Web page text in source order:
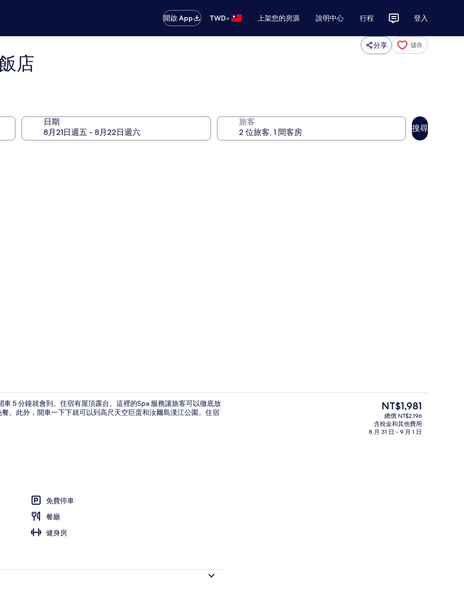
開啟 App TWD• 上架您的房源 說明中心 行程 登入
分享 儲存
店
日期 旅客
搜尋
5 分鐘就會到。住宿有屋頂露台。這裡的Spa 服務讓旅客可以徹底放
。此外，開車一下下就可以到高尺天空巨蛋和汝爾島漢江公園。住宿
免費停車
餐廳
健身房
目
前
的
價
NT$1,981
總價 NT$2,196
含稅金和其他費用
8 月 31 日 - 9 月 1 日